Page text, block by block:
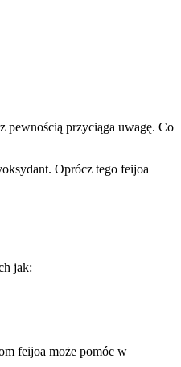
pewnością przyciąga uwagę. Co
Oprócz tego feijoa
jak:
feijoa może pomóc w